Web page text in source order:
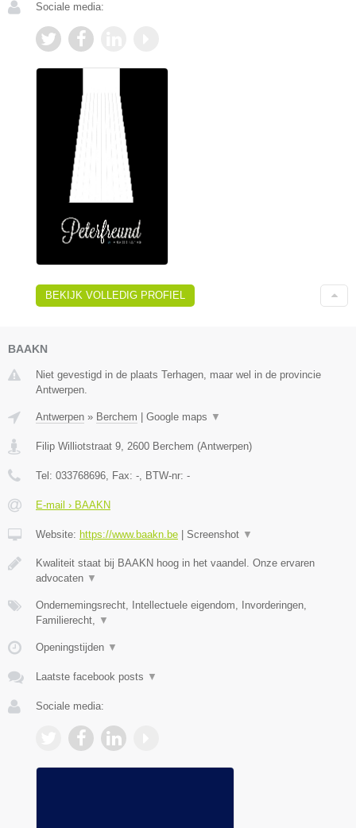
Sociale media:
BEKIJK VOLLEDIG PROFIEL
BAAKN
Niet gevestigd in de plaats Terhagen, maar wel in de provincie
Antwerpen.
Antwerpen » Berchem Google maps ▼
Filip Williotstraat 9, 2600 Berchem (Antwerpen)
Tel: 033768696, Fax: -, BTW-nr: -
E-mail › BAAKN
Website: https://www.baakn.be Screenshot ▼
Kwaliteit staat bij BAAKN hoog in het vaandel. Onze ervaren
advocaten ▼
Ondernemingsrecht, Intellectuele eigendom, Invorderingen,
Familierecht, ▼
Openingstijden ▼
Laatste facebook posts ▼
Sociale media: